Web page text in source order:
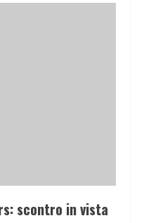
scontro in vista